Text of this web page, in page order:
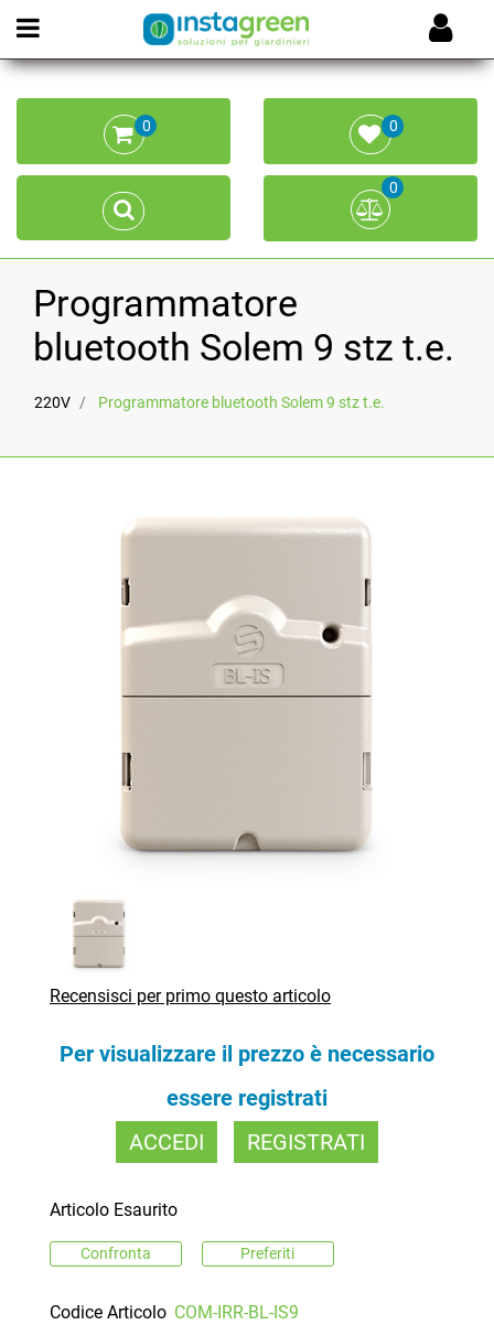
Open menu
0 0
0
Programmatore
bluetooth Solem 9 stz t.e.
220V Programmatore bluetooth Solem 9 stz t.e.
Recensisci per primo questo articolo
Per visualizzare il prezzo è necessario
essere registrati
ACCEDI
REGISTRATI
Articolo Esaurito
Confronta Preferiti
Codice Articolo COM-IRR-BL-IS9